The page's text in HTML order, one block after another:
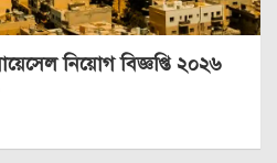
নিয়োগ বিজ্ঞপ্তি ২০২৬